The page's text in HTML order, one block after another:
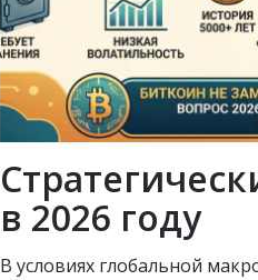
в 2026 году
В условиях глобальной